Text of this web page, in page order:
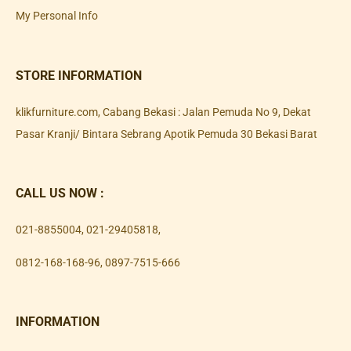
My Personal Info
STORE INFORMATION
klikfurniture.com, Cabang Bekasi : Jalan Pemuda No 9, Dekat
Pasar Kranji/ Bintara Sebrang Apotik Pemuda 30 Bekasi Barat
CALL US NOW :
021-8855004, 021-29405818,
0812-168-168-96, 0897-7515-666
INFORMATION